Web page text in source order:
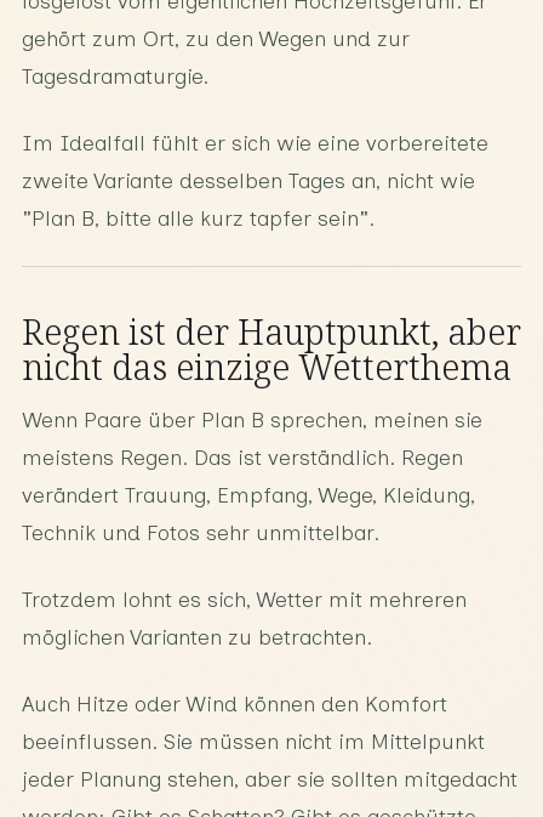
gehört zum Ort, zu den Wegen und zur
Tagesdramaturgie.
Im Idealfall fühlt er sich wie eine vorbereitete
zweite Variante desselben Tages an, nicht wie
"Plan B, bitte alle kurz tapfer sein".
Regen ist der Hauptpunkt, aber
nicht das einzige Wetterthema
Wenn Paare über Plan B sprechen, meinen sie
meistens Regen. Das ist verständlich. Regen
verändert Trauung, Empfang, Wege, Kleidung,
Technik und Fotos sehr unmittelbar.
Trotzdem lohnt es sich, Wetter mit mehreren
möglichen Varianten zu betrachten.
Auch Hitze oder Wind können den Komfort
beeinflussen. Sie müssen nicht im Mittelpunkt
jeder Planung stehen, aber sie sollten mitgedacht